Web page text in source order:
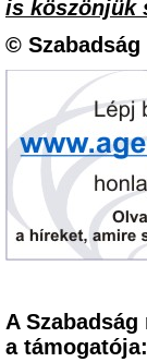
is köszönjük
©
A
a támogatója: